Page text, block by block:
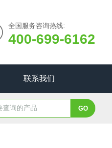
全国服务咨询热线:
400-699-6162
联系我们
300MA均质分散机